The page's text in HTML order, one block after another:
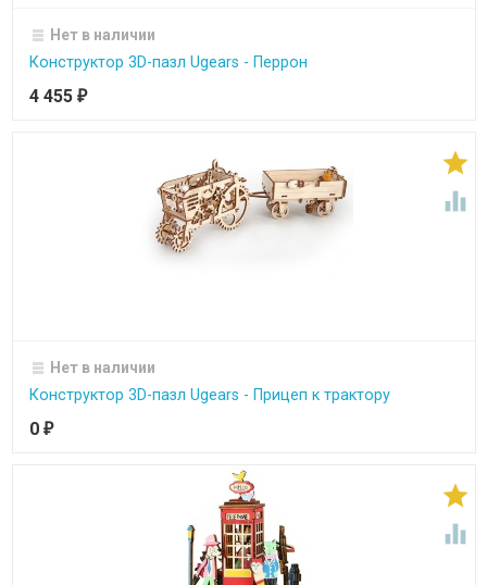
Нет в наличии
Конструктор 3D-пазл Ugears - Перрон
4 455 ₽


Нет в наличии
Конструктор 3D-пазл Ugears - Прицеп к трактору
0 ₽

